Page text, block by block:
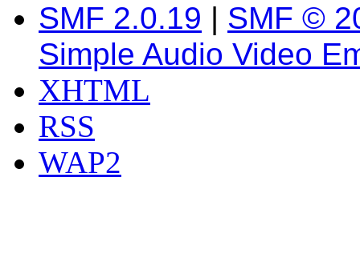
SMF 2.0.19 | SMF ©
Simple Audio Video
XHTML
RSS
WAP2